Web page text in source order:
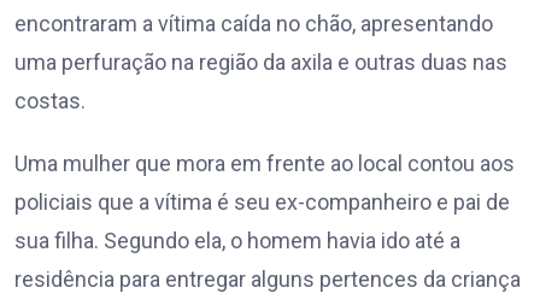
encontraram a vítima caída no chão, apresentando
uma perfuração na região da axila e outras duas nas
costas.
Uma mulher que mora em frente ao local contou aos
policiais que a vítima é seu ex-companheiro e pai de
sua filha. Segundo ela, o homem havia ido até a
residência para entregar alguns pertences da criança